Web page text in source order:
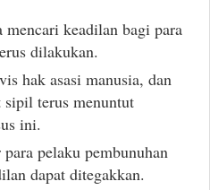
mencari keadilan bagi para
dilakukan.
hak asasi manusia, dan
sipil terus menuntut
ini.
pelaku pembunuhan
dapat ditegakkan.